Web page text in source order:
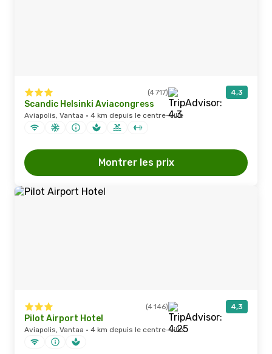
(4 717) 4,3
Scandic Helsinki Aviacongress
Aviapolis, Vantaa · 4 km depuis le centre-ville
Montrer les prix
(4 146) 4,3
Pilot Airport Hotel
Aviapolis, Vantaa · 4 km depuis le centre-ville